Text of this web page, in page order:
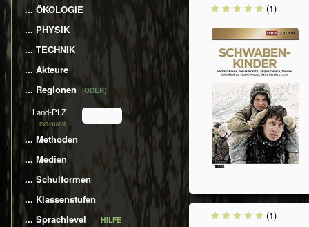
(1)
(1)
... ÖKOLOGIE
... PHYSIK
... TECHNIK
... Akteure
... Regionen (ODER)
Land-PLZ
ISO-3166-2
... Methoden
... Medien
... Schulformen
... Klassenstufen
... Sprachlevel
HILFE